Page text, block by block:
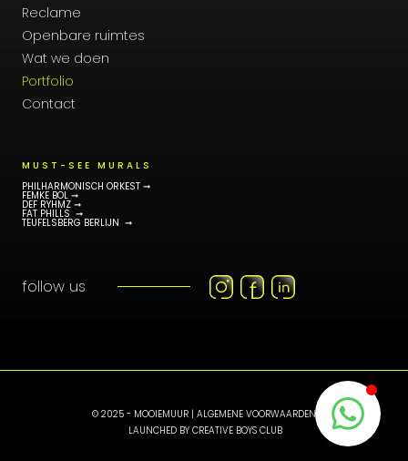
Reclame
Openbare ruimtes
Wat we doen
Portfolio
Contact
MUST-SEE MURALS
PHILHARMONISCH ORKEST ➞
FEMKE BOL ➞
DEF RYHMZ ➞
FAT PHILLS ➞
TEUFELSBERG BERLIJN ➞
follow us
© 2025 - MOOIEMUUR | ALGEMENE VOORWAARDEN
LAUNCHED BY CREATIVE BOYS CLUB